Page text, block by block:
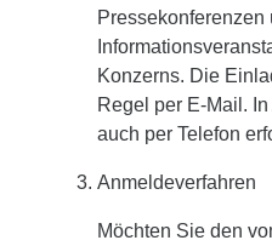
Konzerns. Die
Regel per E-Mail.
auch per Telefon
Anmeldeverfahren
Möchten Sie den